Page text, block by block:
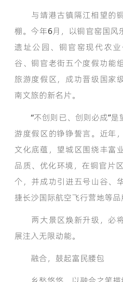
与靖港古镇隔江相望的
棚。今年6月，以铜官窑国风
遗址公园、铜官窑现代农
谷、铜官老街五个度假功能
旅游度假区，成功晋级国家
南文旅的新名片。
“不创则已、创则必成”是
游度假区的铮铮誓言。近年
文化底蕴，望城区围绕丰富
品质、优化环境，在铜官片
个，并成功引进五号山谷、
捷长沙国际航空飞行营地等品
两大景区焕新升级，必
展注入无限动能。
融合，鼓起富民腰包